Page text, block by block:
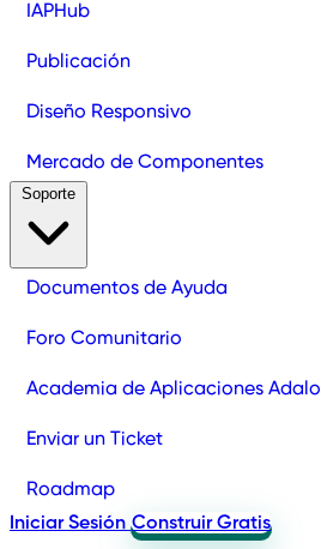
IAPHub
Publicación
Diseño Responsivo
Mercado de Componentes
Documentos de Ayuda
Foro Comunitario
Academia de Aplicaciones Adalo
Enviar un Ticket
Roadmap
Iniciar Sesión Construir Gratis